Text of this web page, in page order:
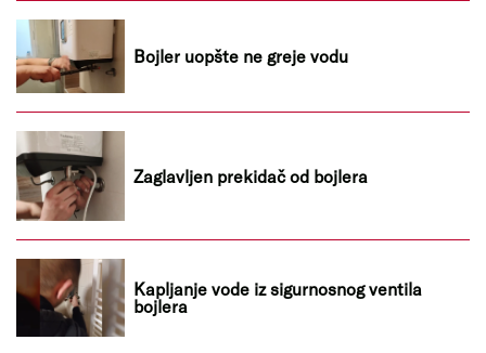
Bojler uopšte ne greje vodu
Zaglavljen prekidač od bojlera
Kapljanje vode iz sigurnosnog ventila
bojlera